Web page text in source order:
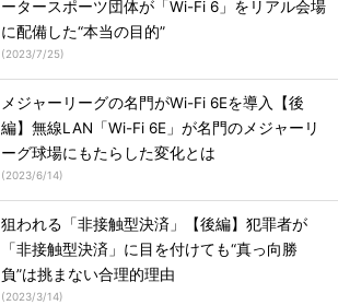
ータースポーツ団体が「Wi-Fi 6」をリアル会場
に配備した“本当の目的”
(2023/7/25)
メジャーリーグの名門がWi-Fi 6Eを導入【後
編】無線LAN「Wi-Fi 6E」が名門のメジャーリ
ーグ球場にもたらした変化とは
(2023/6/14)
狙われる「非接触型決済」【後編】犯罪者が
「非接触型決済」に目を付けても“真っ向勝
負”は挑まない合理的理由
(2023/3/14)